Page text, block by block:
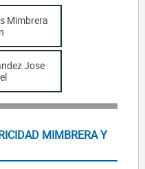
Mimbrera
Jose
MIMBRERA Y